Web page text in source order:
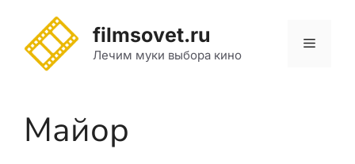
содержимому
filmsovet.ru
Лечим муки выбора кино
Меню
Майор